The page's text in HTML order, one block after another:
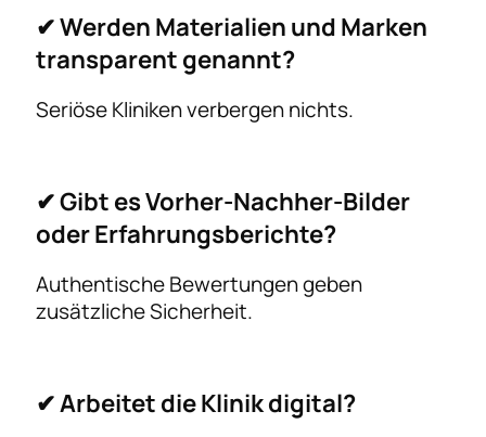
✔ Werden Materialien und Marken
transparent genannt?
Seriöse Kliniken verbergen nichts.
✔ Gibt es Vorher-Nachher-Bilder
oder Erfahrungsberichte?
Authentische Bewertungen geben
zusätzliche Sicherheit.
✔ Arbeitet die Klinik digital?